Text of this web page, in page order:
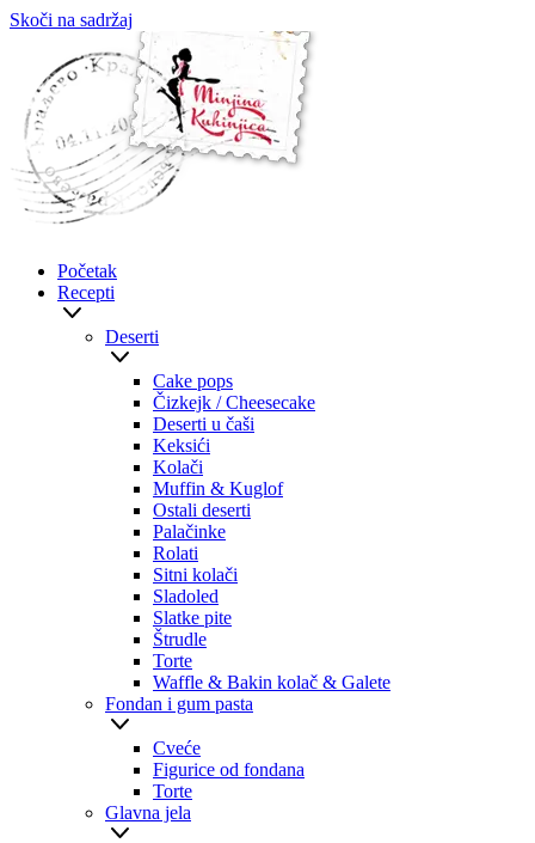
Skoči na sadržaj
Početak
Recepti
Deserti
Cake pops
Čizkejk / Cheesecake
Deserti u čaši
Keksići
Kolači
Muffin & Kuglof
Ostali deserti
Palačinke
Rolati
Sitni kolači
Sladoled
Slatke pite
Štrudle
Torte
Waffle & Bakin kolač & Galete
Fondan i gum pasta
Cveće
Figurice od fondana
Torte
Glavna jela